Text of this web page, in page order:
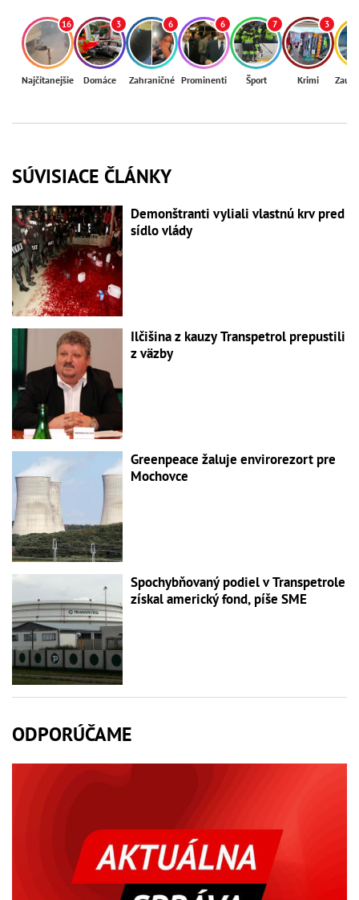
16
Najčítanejšie
3
Domáce
6
Zahraničné
6
Prominenti
7
Šport
3
Krimi
SÚVISIACE ČLÁNKY
Demonštranti vyliali vlastnú krv pred
sídlo vlády
Ilčišina z kauzy Transpetrol prepustili
z väzby
Greenpeace žaluje envirorezort pre
Mochovce
Spochybňovaný podiel v Transpetrole
získal americký fond, píše SME
ODPORÚČAME